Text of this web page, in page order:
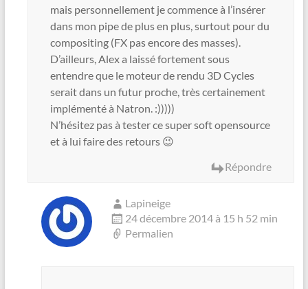
mais personnellement je commence à l’insérer
dans mon pipe de plus en plus, surtout pour du
compositing (FX pas encore des masses).
D’ailleurs, Alex a laissé fortement sous
entendre que le moteur de rendu 3D Cycles
serait dans un futur proche, très certainement
implémenté à Natron. :)))))
N’hésitez pas à tester ce super soft opensource
et à lui faire des retours 😉
Répondre
Lapineige
24 décembre 2014 à 15 h 52 min
Permalien